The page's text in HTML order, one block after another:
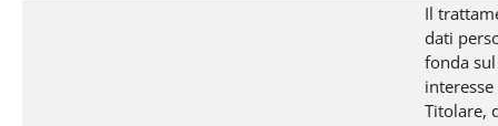
Il
dati
fonda
Titolare,